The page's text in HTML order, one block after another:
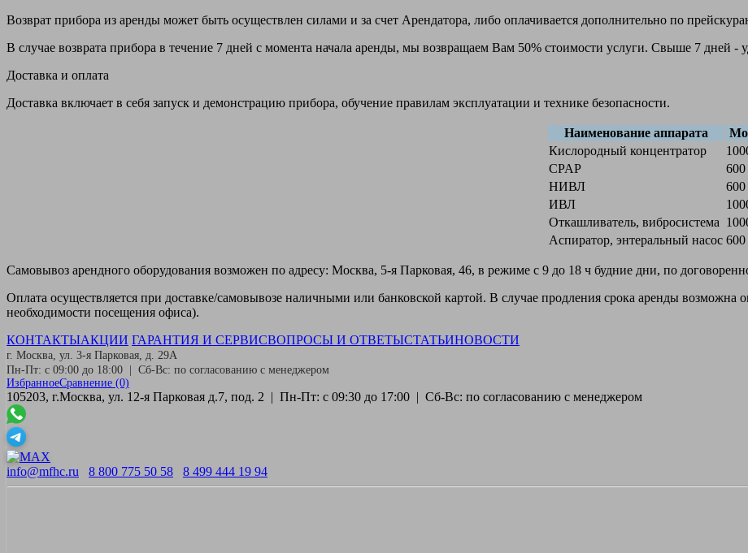
Возврат прибора из аренды может быть осуществлен силами и за счет Арендатора, либо оплачивается дополнительно по
В случае возврата прибора в течение 7 дней с момента начала аренды, мы возвращаем Вам 50% стоимости услуги. Свыше 7 дней -
Доставка и оплата
Доставка включает в себя запуск и демонстрацию прибора, обучение правилам эксплуатации и технике безопасности.
Наименование аппарата
Кислородный концентратор
CPAP
600
НИВЛ
600
ИВЛ
Откашливатель, вибросистема
Аспиратор, энтеральный насос 600
Самовывоз арендного оборудования возможен по адресу: Москва, 5-я Парковая, 46, в режиме с 9 до 18 ч будние дни, по
Оплата осуществляется при доставке/самовывозе наличными или банковской картой. В случае продления срока аренды возможна
необходимости посещения офиса).
КОНТАКТЫАКЦИИ ГАРАНТИЯ И СЕРВИСВОПРОСЫ И ОТВЕТЫСТАТЬИНОВОСТИ
г. Москва, ул. 3-я Парковая, д. 29А
Пн-Пт: с 09:00 до 18:00 | Сб-Вс: по согласованию с менеджером
ИзбранноеСравнение (0)
105203, г.Москва, ул. 12-я Парковая д.7, под. 2 | Пн-Пт: с 09:30 до 17:00 | Сб-Вс: по согласованию с менеджером
info@mfhc.ru 8 800 775 50 58 8 499 444 19 94